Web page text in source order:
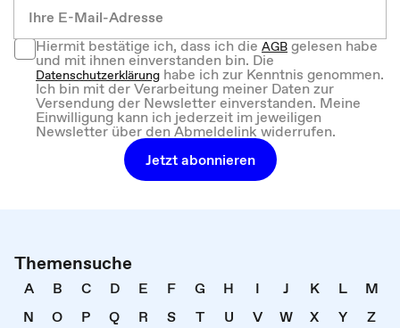
Hiermit bestätige ich, dass ich dieAGBgelesen habe
und mit ihnen einverstanden bin. Die
Datenschutzerklärung habe ich zur Kenntnis genommen.
Ich bin mit der Verarbeitung meiner Daten zur
Versendung der Newsletter einverstanden. Meine
Einwilligung kann ich jederzeit im jeweiligen
Newsletter über den Abmeldelink widerrufen.
Jetzt abonnieren
Themensuche
A B C D E F G H I J K L
M
N
O P Q R S T U V W X Y
Z